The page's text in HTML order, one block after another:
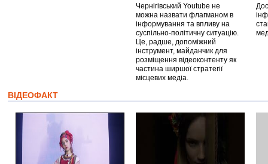
Чернігівський Youtube не
можна назвати флагманом в
інформування та впливу на
суспільно-політичну ситуацію.
Це, радше, допоміжний
інструмент, майданчик для
розміщення відеоконтенту як
частина ширшої стратегії
місцевих медіа.
ВІДЕОФАКТ